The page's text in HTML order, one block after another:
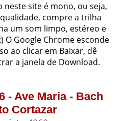
neste site é mono, ou seja,
compre a trilha
um som limpo, estéreo e
O Google Chrome esconde
ao clicar em Baixar, dê
a janela de Download.
- Ave Maria - Bach
Cortazar